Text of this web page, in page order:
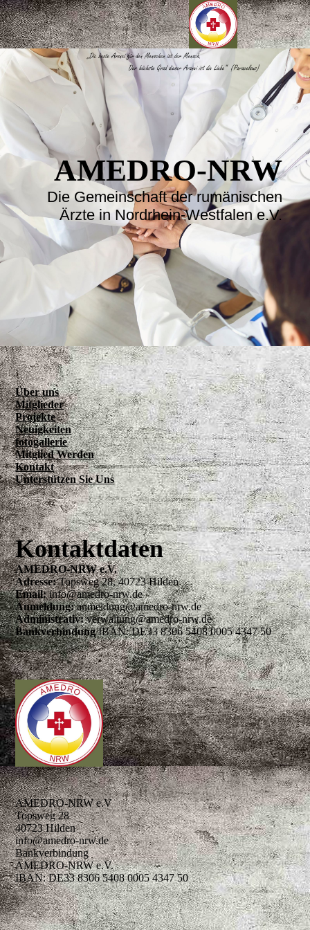
AMEDRO-NRW
Die Gemeinschaft der rumänischen
Ärzte in Nordrhein-Westfalen e.V.
Über uns
Mitglieder
Projekte
Neuigkeiten
fotogallerie
Mitglied Werden
Kontakt
Unterstützen Sie Uns
Kontaktdaten
AMEDRO-NRW e.V.
Adresse:Topsweg 28, 40723 Hilden
Email:info@amedro-nrw.de
Anmeldung:anmeldung@amedro-nrw.de
Administrativ:verwaltung@amedro-nrw.de
BankverbindungIBAN: DE33 8306 5408 0005 4347 50
AMEDRO-NRW e.V
Topsweg 28
40723 Hilden
info@amedro-nrw.de
Bankverbindung
AMEDRO-NRW e.V.
IBAN: DE33 8306 5408 0005 4347 50